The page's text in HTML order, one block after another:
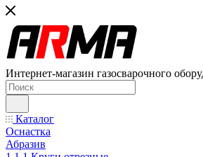
Интернет-магазин газосварочного
Каталог
Оснастка
Абразив